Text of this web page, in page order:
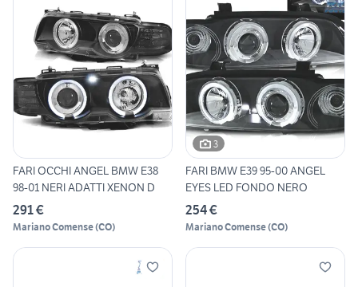
FARI OCCHI ANGEL BMW E38
98-01 NERI ADATTI XENON D
291 €
Mariano Comense(CO)
3
FARI BMW E39 95-00 ANGEL
EYES LED FONDO NERO
254 €
Mariano Comense(CO)